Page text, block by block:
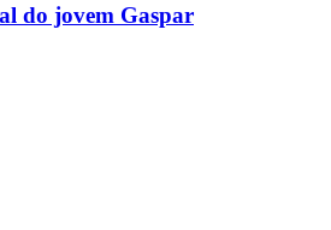
do jovem Gaspar